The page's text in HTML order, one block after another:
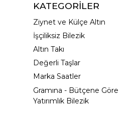
KATEGORİLER
Ziynet ve Külçe Altın
İşçiliksiz Bilezik
Altın Takı
Değerli Taşlar
Marka Saatler
Gramına - Bütçene Göre
Yatırımlık Bilezik